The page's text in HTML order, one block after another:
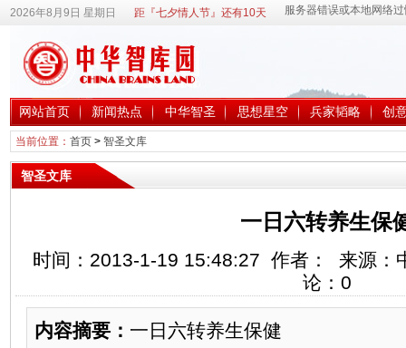
2026年8月9日 星期日 距『七夕情人节』还有10天
网站首页 新闻热点 中华智圣 思想星空 兵家韬略 创
当前位置： 首页> 智圣文库
智圣文库
一日六转养生保
时间：2013-1-19 15:48:27 作者： 来源：
论： 0
内容摘要： 一日六转养生保健